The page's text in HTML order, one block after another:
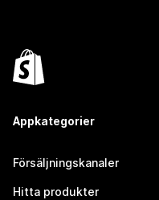
Appkategorier
Försäljningskanaler
Hitta produkter